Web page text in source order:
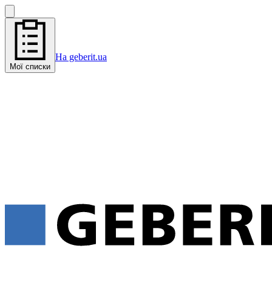
Мої списки
На geberit.ua